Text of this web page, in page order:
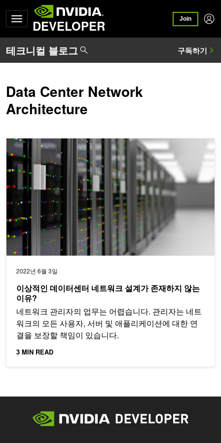
DEVELOPER Join
Data Center Network
Architecture
2022년 6월 3일
이상적인 데이터센터 네트워크 설계가 존재하지 않는
이유?
네트워크 관리자의 업무는 어렵습니다. 관리자는 네트
워크의 모든 사용자, 서버 및 애플리케이션에 대한 연
결을 보장할 책임이 있습니다.
3 MIN READ
이상적인 데이터센터 네트워크 설계가 존재하지 않는 이유?